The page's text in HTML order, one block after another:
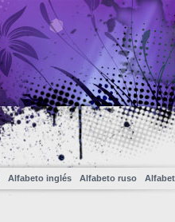
Alfabeto inglés Alfabeto ruso